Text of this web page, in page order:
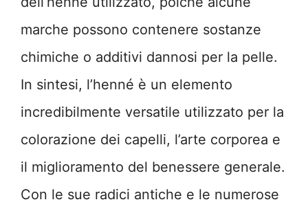
marche possono contenere sostanze
chimiche o additivi dannosi per la pelle.
In sintesi, l’henné è un elemento
incredibilmente versatile utilizzato per la
colorazione dei capelli, l’arte corporea e
il miglioramento del benessere generale.
Con le sue radici antiche e le numerose